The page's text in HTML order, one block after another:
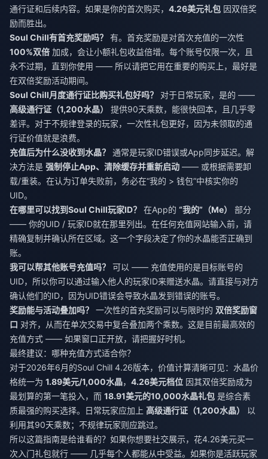
通行证和后续内容。如果是你的首次购买， 4.26美元礼包 因双倍奖
励而胜出。
Soul Chill有首充奖励吗？
有。首充奖励是对首次充值的一次性
100%双倍 加成，会让小额礼包收益倍增。每个账号仅限一次，且
永不过期，直到你使用 —— 所以请把它用在重要的购买上，最好是
在双倍奖励活动期间。
Soul Chill月度通行证比购买礼包好吗？
对于日常玩家，是的 ——
高级通行证（1,200水晶）
提供90天乘数，能很快回本，且几乎零
差评。对于不规律登录的玩家，一次性礼包更好，因为未领取的通
行证价值就是浪费。
充值后为什么没收到水晶？
通常是玩家ID错误或App同步延迟。解
决方法是 强制停止App、清除缓存并重新启动 —— 或根据需要卸
载/重装。在认为订单失败前，务必在“我的 > 钱包”中核实你的
UID。
在哪里可以找到Soul Chill玩家ID？
在App的 “我的”（Me）
部分
—— 你的UID / 玩家ID就在那里列出。在任何充值网站输入前，请
精确复制并确认所在区域。这一个字段决定了你的水晶能否正确到
账。
我可以帮其他账号充值吗？
可以 —— 充值使用的是目标账号的
UID，所以你可以通过输入他人的玩家ID来赠送水晶。请直接与对方
确认他们的ID，因为UID错误会导致水晶发到错误的账号。
奖励能与活动叠加吗？
一次性的首充奖励可以与限时的 双倍奖励窗
口 对齐，从而在单次交易中复合叠加两个乘数。这是目前最高效的
充值方式 —— 如果窗口正开放，请把握好时机。
最终建议：哪种充值方式适合你？
对于2026年6月的Soul Chill 4.26版本，价值计算清晰可见：水晶价
格统一为 1.89美元/1,000水晶， 4.26美元档位 因其双倍奖励成为
最划算的第一笔投入，而 18.91美元的10,000水晶礼包 是综合素
质最强的购买选择。日常玩家应加上 高级通行证（1,200水晶）
以
利用其90天乘数；不规律玩家则应跳过。
所以这篇指南是给谁看的？如果你想要社交展示，花4.26美元买一
次入门礼包就行 —— 几乎每个人都能从中受益。如果你是活跃玩家